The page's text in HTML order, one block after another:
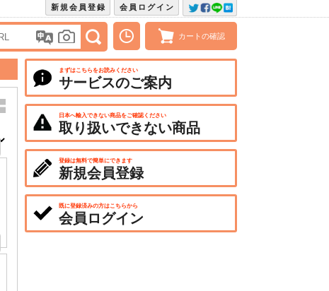
会員ログイン
新規会員登録
カートの確認
まずはこちらをお読みください
サービスのご案内
日本へ輸入できない商品をご確認ください
取り扱いできない商品
登録は無料で簡単にできます
新規会員登録
既に登録済みの方はこちらから
会員ログイン